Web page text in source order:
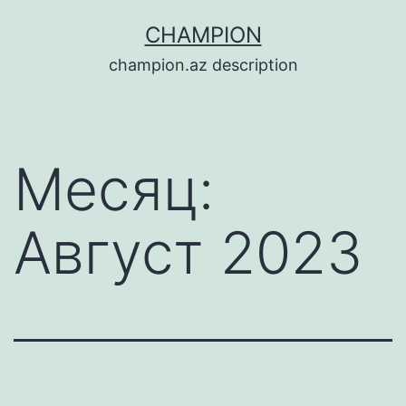
содержимому
CHAMPION
champion.az description
Месяц:
Август 2023